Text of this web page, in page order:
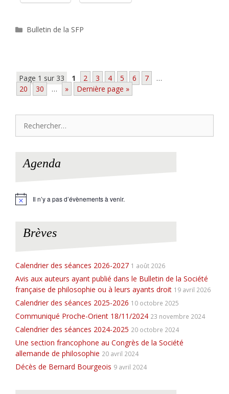
Catégories
Bulletin de la SFP
Page 1 sur 33 1 2 3 4 5 6 7
…
20
30 … » Dernière page »
Agenda
N
Il n’y a pas d’évènements à venir.
Brèves
Calendrier des séances 2026-2027 1 août 2026
Avis aux auteurs ayant publié dans le Bulletin de la Société
française de philosophie ou à leurs ayants droit 19 avril 2026
Calendrier des séances 2025-2026 10 octobre 2025
Communiqué Proche-Orient 18/11/2024 23 novembre 2024
Calendrier des séances 2024-2025 20 octobre 2024
Une section francophone au Congrès de la Société
allemande de philosophie 20 avril 2024
Décès de Bernard Bourgeois 9 avril 2024